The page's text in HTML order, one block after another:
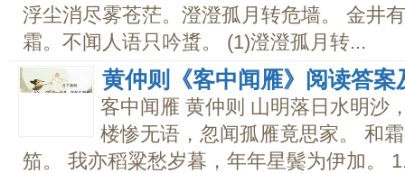
浮尘消尽雾苍茫。澄澄孤月转危墙。 金井
霜。不闻人语只吟螀。 (1)澄澄孤月转...
黄仲则《客中闻雁》阅读答案
客中闻雁 黄仲则 山明落日水明沙
楼惨无语，忽闻孤雁竟思家。 和
笳。 我亦稻粱愁岁暮，年年星鬓为伊加。